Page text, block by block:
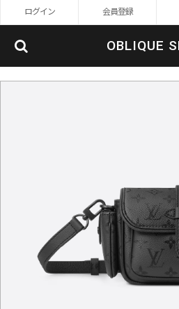
ログイン 会員登録
OBLIQUE